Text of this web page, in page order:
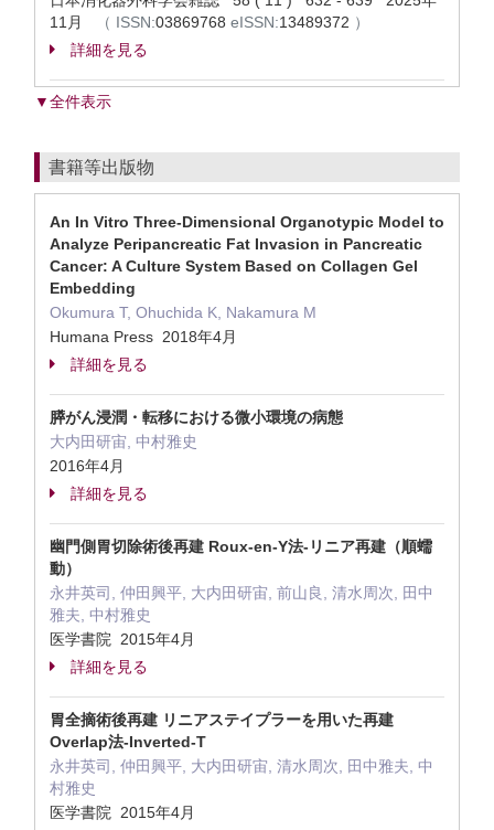
11月
（ ISSN:03869768 eISSN:13489372 ）
詳細を見る
▼全件表示
書籍等出版物
An In Vitro Three-Dimensional Organotypic Model to
Analyze Peripancreatic Fat Invasion in Pancreatic
Cancer: A Culture System Based on Collagen Gel
Embedding
Okumura T, Ohuchida K, Nakamura M
Humana Press 2018年4月
詳細を見る
膵がん浸潤・転移における微小環境の病態
大内田研宙, 中村雅史
2016年4月
詳細を見る
幽門側胃切除術後再建 Roux-en-Y法-リニア再建（順蠕
動）
永井英司, 仲田興平, 大内田研宙, 前山良, 清水周次, 田中
雅夫, 中村雅史
医学書院 2015年4月
詳細を見る
胃全摘術後再建 リニアステイプラーを用いた再建
Overlap法-Inverted-T
永井英司, 仲田興平, 大内田研宙, 清水周次, 田中雅夫, 中
村雅史
医学書院 2015年4月